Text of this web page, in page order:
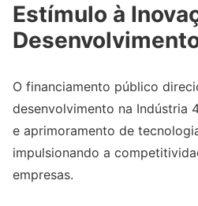
Estímulo à
O financiamento público
desenvolvimento na Indústria
e aprimoramento de
impulsionando a
empresas.